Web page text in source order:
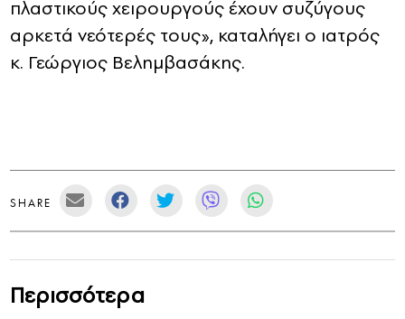
πλαστικούς χειρουργούς έχουν συζύγους
αρκετά νεότερές τους», καταλήγει ο ιατρός
κ. Γεώργιος Βελημβασάκης.
SHARE
Περισσότερα